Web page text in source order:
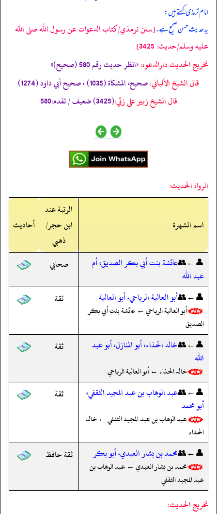
امام ترمذی کہتے ہیں:
یہ حدیث حسن صحیح ہے۔[سنن ترمذي/كتاب الدعوات عن رسول الله صلى الله
عليه وسلم/حدیث: 3425]
تخریج الحدیث دارالدعوہ:«انظر حدیث رقم 580 (صحیح)»
قال الشيخ الألباني:صحيح، المشكاة (1035) ، صحيح أبي داود (1274)
قال الشيخ زبير على زئي:(3425) ضعيف / تقدم:580
الرواة الحديث:
اسم الشهرة
الرتبة عند
ابن حجر/
ذهبي
أحاديث
👤←👥عائشة بنت أبي بكر الصديق، أم
عبد الله
صحابي
👤←👥أبو العالية الرياحي، أبو العالية
أبو العالية الرياحي ← عائشة بنت أبي بكر
الصديق
ثقة
👤←👥خالد الحذاء، أبو المنازل، أبو عبد
الله
خالد الحذاء ← أبو العالية الرياحي
ثقة
👤←👥عبد الوهاب بن عبد المجيد الثقفي،
أبو محمد
عبد الوهاب بن عبد المجيد الثقفي ← خالد
الحذاء
ثقة
👤←👥محمد بن بشار العبدي، أبو بكر
محمد بن بشار العبدي ← عبد الوهاب بن
عبد المجيد الثقفي
ثقة حافظ
تخريج الحديث: